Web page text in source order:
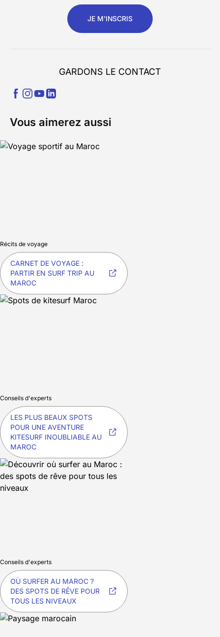
JE M'INSCRIS
GARDONS LE CONTACT
Vous aimerez aussi
Récits de voyage
CARNET DE VOYAGE :
PARTIR EN SURF TRIP AU
MAROC
Conseils d'experts
LES PLUS BEAUX SPOTS
POUR UNE AVENTURE
KITESURF INOUBLIABLE AU
MAROC
Conseils d'experts
OÙ SURFER AU MAROC ?
DES SPOTS DE RÊVE POUR
TOUS LES NIVEAUX